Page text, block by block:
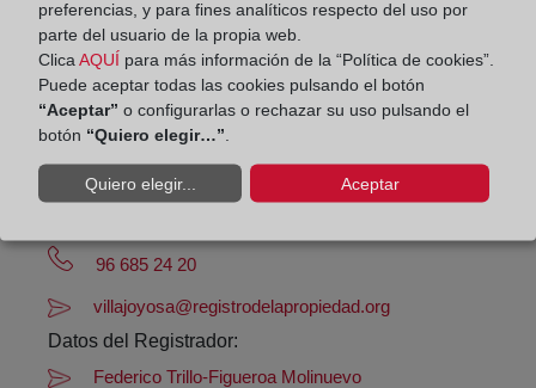
Horario:
De lunes a viernes de 09:00 a 17:00 horas
Agosto: De lunes a viernes de 09:00 a 14:00 horas
Los días 24 y 31 de diciembre de 09:00 a 14:00
horas
96 685 24 20
villajoyosa@registrodelapropiedad.org
Datos del Registrador:
Federico Trillo-Figueroa Molinuevo
preferencias, y para fines analíticos respecto del uso por
parte del usuario de la propia web.
Clica AQUÍ para más información de la “Política de cookies”.
Puede aceptar todas las cookies pulsando el botón
“Aceptar” o configurarlas o rechazar su uso pulsando el
botón “Quiero elegir…”
Quiero elegir... Aceptar